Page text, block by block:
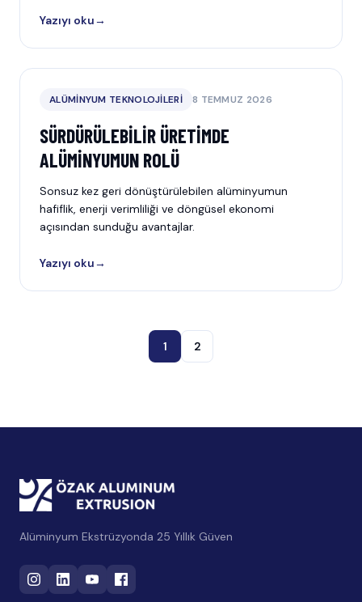
Yazıyı oku→
ALÜMINYUM TEKNOLOJILERI 8 TEMMUZ 2026
SÜRDÜRÜLEBILIR ÜRETIMDE
ALÜMINYUMUN ROLÜ
Sonsuz kez geri dönüştürülebilen alüminyumun
hafiflik, enerji verimliliği ve döngüsel ekonomi
açısından sunduğu avantajlar.
Yazıyı oku→
1 2
Alüminyum Ekstrüzyonda 25 Yıllık Güven